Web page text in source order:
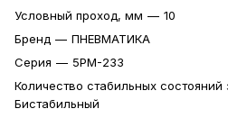
Условный проход, мм — 10
Бренд — ПНЕВМАТИКА
Серия — 5РМ-233
Количество стабильных состояний
Бистабильный